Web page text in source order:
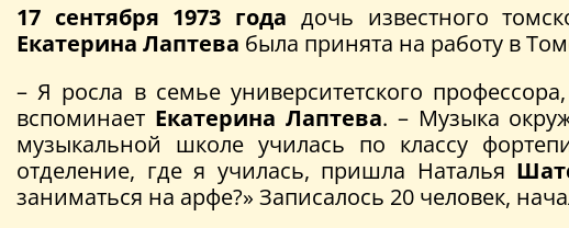
17 сентября 1973 года дочь известного
Екатерина Лаптева была принята на работу в
– Я росла в семье университетского
вспоминает Екатерина Лаптева. – Музыка
музыкальной школе училась по классу
отделение, где я училась, пришла Наталья
заниматься на арфе?» Записалось 20 человек,